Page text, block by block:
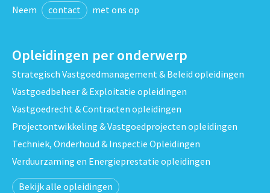
Neem contact met ons op
Opleidingen per onderwerp
Strategisch Vastgoedmanagement & Beleid opleidingen
Vastgoedbeheer & Exploitatie opleidingen
Vastgoedrecht & Contracten opleidingen
Projectontwikkeling & Vastgoedprojecten opleidingen
Techniek, Onderhoud & Inspectie Opleidingen
Verduurzaming en Energieprestatie opleidingen
Bekijk alle opleidingen